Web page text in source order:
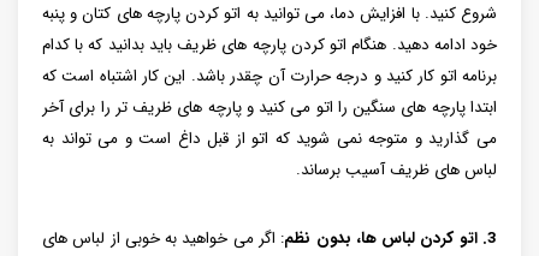
شروع کنید. با افزایش دما، می توانید به اتو کردن پارچه های کتان و پنبه
خود ادامه دهید. هنگام اتو کردن پارچه های ظریف باید بدانید که با کدام
برنامه اتو کار کنید و درجه حرارت آن چقدر باشد. این کار اشتباه است که
ابتدا پارچه‌ های سنگین را اتو می ‌کنید و پارچه‌ های ظریف ‌تر را برای آخر
می‌ گذارید و متوجه نمی ‌شوید که اتو از قبل داغ است و می ‌تواند به
لباس ‌های ظریف آسیب برساند.
3. اتو کردن لباس ها، بدون نظم
: اگر می خواهید به خوبی از لباس های